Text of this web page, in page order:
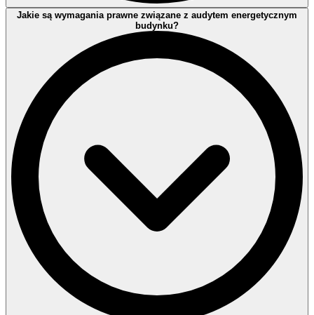
Zalecenia obejmują m.in.:
wymianę lub modernizację źródła ciepła,
docieplenie przegród zewnętrznych,
wymianę stolarki okiennej i drzwiowej,
optymalizację pracy instalacji i urządzeń technicznych,
zastosowanie automatyki budynkowej i OZE.
Każde zalecenie poparte jest analizą techniczną i ekonomiczną.
Jakie są wymagania prawne związane z audytem energetycznym
budynku?